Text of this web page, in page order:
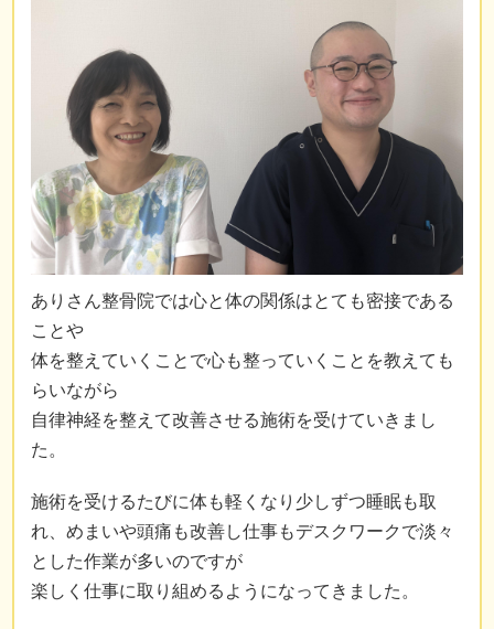
ありさん整骨院では心と体の関係はとても密接である
ことや
体を整えていくことで心も整っていくことを教えても
らいながら
自律神経を整えて改善させる施術を受けていきまし
た。
施術を受けるたびに体も軽くなり少しずつ睡眠も取
れ、めまいや頭痛も改善し仕事もデスクワークで淡々
とした作業が多いのですが
楽しく仕事に取り組めるようになってきました。